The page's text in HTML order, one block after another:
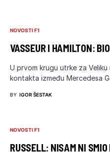
NOVOSTI F1
VASSEUR I HAMILTON:
U prvom krugu utrke za
kontakta između Mercedesa
BY IGOR ŠESTAK
NOVOSTI F1
RUSSELL: NISAM NI